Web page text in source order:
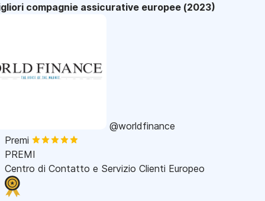
compagnie assicurative europee (2023)
@worldfinance
Premi
PREMI
Centro di Contatto e Servizio Clienti Europeo